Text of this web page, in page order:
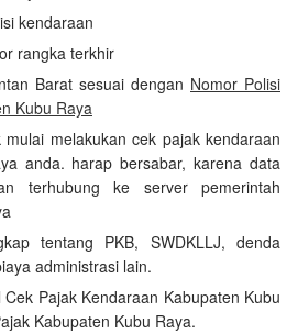
kendaraan
rangka terkhir
Barat sesuai dengan Nomor Polisi
Kubu Raya
melakukan cek pajak kendaraan
anda. harap bersabar, karena data
terhubung ke server pemerintah
tentang PKB, SWDKLLJ, denda
administrasi lain.
Pajak Kendaraan Kabupaten Kubu
Kabupaten Kubu Raya.